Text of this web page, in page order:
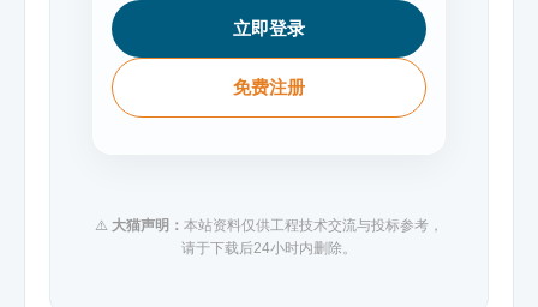
立即登录
免费注册
⚠️ 大猫声明： 本站资料仅供工程技术交流与投标参考，
请于下载后24小时内删除。